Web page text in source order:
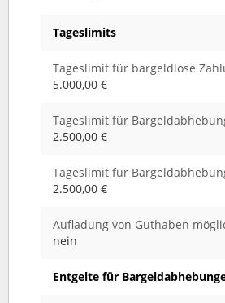
Tageslimits
Tageslimit für bargeldlose
5.000,00 €
Tageslimit für
2.500,00 €
Tageslimit für
2.500,00 €
Aufladung von Guthaben
nein
Entgelte für